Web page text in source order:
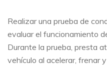
Realizar una prueba de
evaluar el funcionamiento
Durante la prueba, presta
vehículo al acelerar, frenar